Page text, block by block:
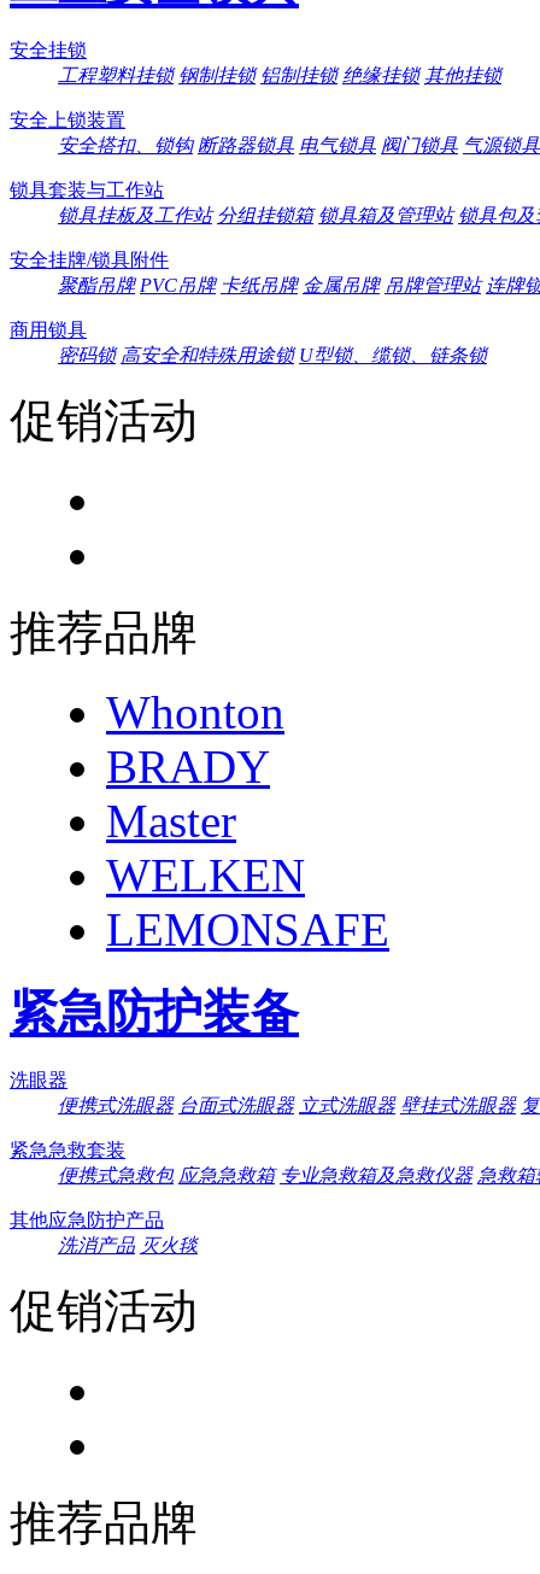
安全挂锁
工程塑料挂锁 钢制挂锁 铝制挂锁 绝缘挂锁 其他挂锁
安全上锁装置
安全搭扣、锁钩 断路器锁具 电气锁具 阀门锁具 气源锁具
锁具套装与工作站
锁具挂板及工作站 分组挂锁箱 锁具箱及管理站 锁具包及
安全挂牌/锁具附件
聚酯吊牌 PVC吊牌 卡纸吊牌 金属吊牌 吊牌管理站 连牌
商用锁具
密码锁 高安全和特殊用途锁 U型锁、缆锁、链条锁
促销活动
推荐品牌
Whonton
BRADY
Master
WELKEN
LEMONSAFE
紧急防护装备
洗眼器
便携式洗眼器 台面式洗眼器 立式洗眼器 壁挂式洗眼器
紧急急救套装
便携式急救包 应急急救箱 专业急救箱及急救仪器 急救箱
其他应急防护产品
洗消产品 灭火毯
促销活动
推荐品牌